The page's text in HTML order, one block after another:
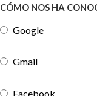
CÓMO NOS HA
Google
Gmail
Facebook